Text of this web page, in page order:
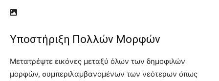
Υποστήριξη Πολλών Μορφών
Μετατρέψτε εικόνες μεταξύ όλων των δημοφιλών
μορφών, συμπεριλαμβανομένων των νεότερων όπως